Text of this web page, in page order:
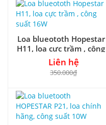
Loa blueototh Hopestar
H11, loa cực trầm , công
suất 16W
Liên hệ
350.000₫